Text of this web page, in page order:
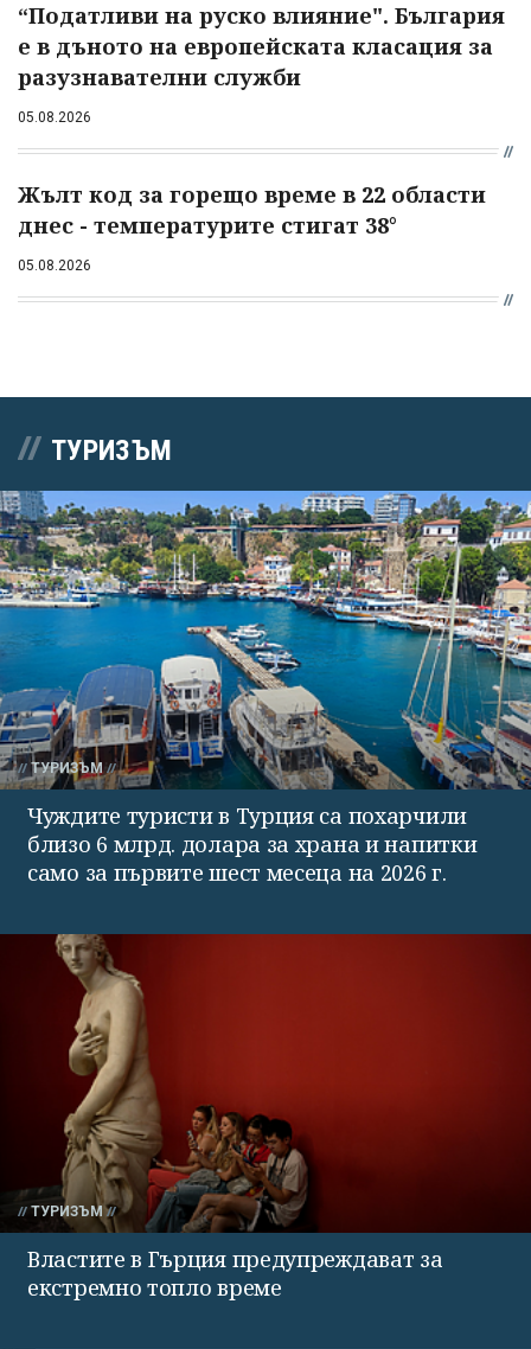
“Податливи на руско влияние". България
е в дъното на европейската класация за
разузнавателни служби
05.08.2026
Жълт код за горещо време в 22 области
днес - температурите стигат 38°
05.08.2026
ТУРИЗЪМ
ТУРИЗЪМ
Чуждите туристи в Турция са похарчили
близо 6 млрд. долара за храна и напитки
само за първите шест месеца на 2026 г.
ТУРИЗЪМ
Властите в Гърция предупреждават за
екстремно топло време